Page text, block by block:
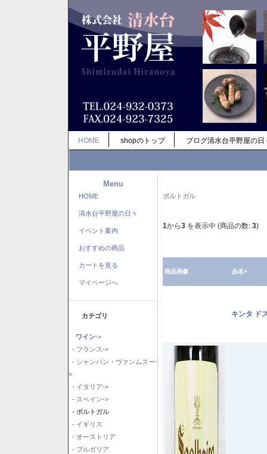
HOME shopのトップ ブログ清水台平野屋の日
Menu
HOME
清水台平野屋の日々
イベント案内
おすすめの商品
カートを見る
マイページへ
カテゴリ
ワイン->
- フランス->
- シャンパン・ヴァンムスー-
>
- イタリア->
- スペイン->
- ポルトガル
- イギリス
- オーストリア
- ブルガリア
ポルトガル
1から3 を表示中 (商品の数: 3)
商品画像 品名+
キンタ ド